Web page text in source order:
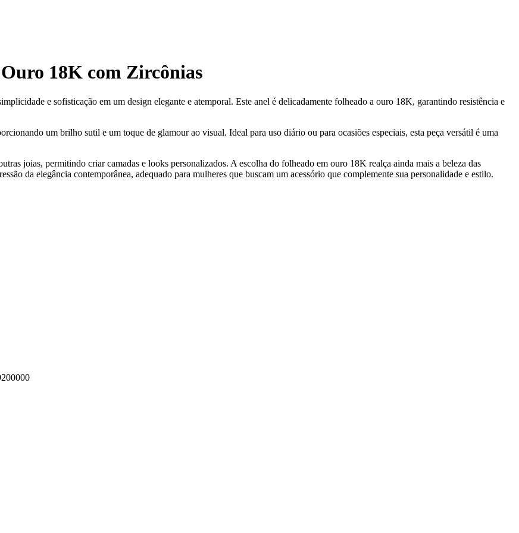
18K com Zircônias
e sofisticação em um design elegante e atemporal. Este anel é delicadamente folheado a ouro 18K, garantindo resistência e
um brilho sutil e um toque de glamour ao visual. Ideal para uso diário ou para ocasiões especiais, esta peça versátil é uma
joias, permitindo criar camadas e looks personalizados. A escolha do folheado em ouro 18K realça ainda mais a beleza das
da elegância contemporânea, adequado para mulheres que buscam um acessório que complemente sua personalidade e estilo.